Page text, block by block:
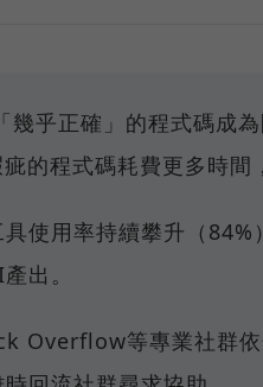
幾乎正確」的程式碼成
的程式碼耗費更多時間
具使用率持續攀升（
出。
Overflow等專業社群